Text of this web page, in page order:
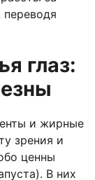
переводя
глаз:
и жирные
зрения и
ценны
В них